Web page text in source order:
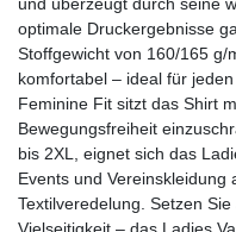
optimale Druckergebnisse
Stoffgewicht von 160/165 g/
komfortabel – ideal für
Feminine Fit sitzt das Shirt
Bewegungsfreiheit
bis 2XL, eignet sich das
Events und Vereinskleidung
Textilveredelung. Setzen
Vielseitigkeit – das Ladies